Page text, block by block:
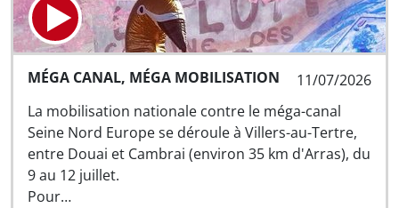
11/07/2026
MÉGA CANAL, MÉGA MOBILISATION
La mobilisation nationale contre le méga-canal
Seine Nord Europe se déroule à Villers-au-Tertre,
entre Douai et Cambrai (environ 35 km d'Arras), du
9 au 12 juillet.
Pour…